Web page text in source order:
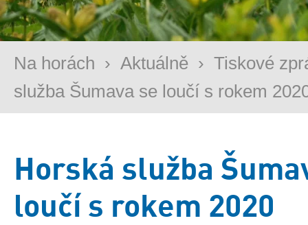
Na horách › Aktuálně › Tiskové
služba Šumava se loučí s rokem
Horská služba
loučí s rokem 2020